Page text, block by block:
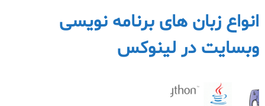
انواع زبان های برنامه نویسی
وبسایت در لینوکس